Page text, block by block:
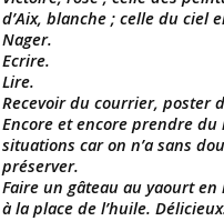
d’Aix, blanche ; celle du ciel
Nager.
Ecrire.
Lire.
Recevoir du courrier, poster
Encore et encore prendre
situations car on n’a sans
préserver.
Faire un gâteau au yaourt
à la place de l’huile.